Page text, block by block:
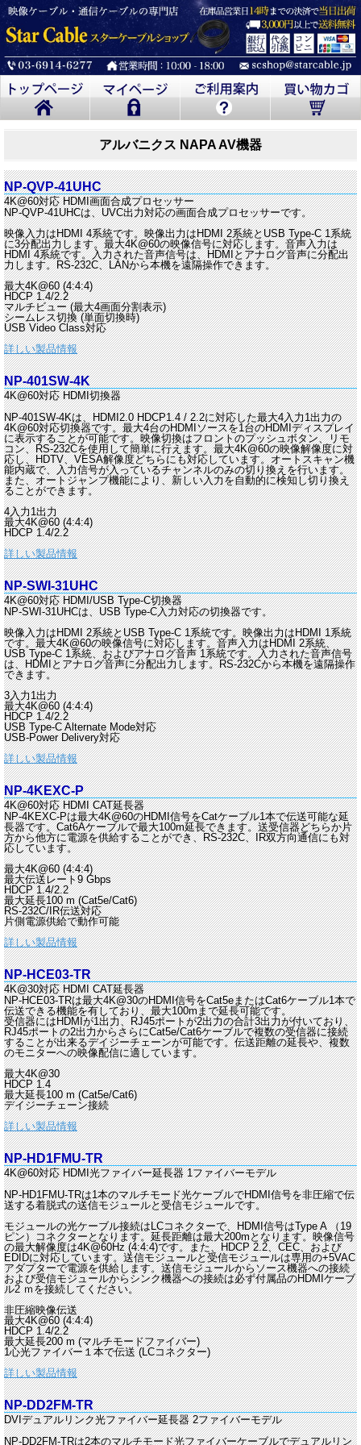
アルバニクス NAPA AV機器
NP-QVP-41UHC
4K@60対応 HDMI画面合成プロセッサー
NP-QVP-41UHCは、UVC出力対応の画面合成プロセッサーです。
映像入力はHDMI 4系統です。映像出力はHDMI 2系統とUSB Type-C 1系統
に3分配出力します。最大4K@60の映像信号に対応します。音声入力は
HDMI 4系統です。入力された音声信号は、HDMIとアナログ音声に分配出
力します。RS-232C、LANから本機を遠隔操作できます。
最大4K@60 (4:4:4)
HDCP 1.4/2.2
マルチビュー (最大4画面分割表示)
シームレス切換 (単面切換時)
USB Video Class対応
詳しい製品情報
NP-401SW-4K
4K@60対応 HDMI切換器
NP-401SW-4Kは、HDMI2.0 HDCP1.4 / 2.2に対応した最大4入力1出力の
4K@60対応切換器です。最大4台のHDMIソースを1台のHDMIディスプレイ
に表示することが可能です。映像切換はフロントのプッシュボタン、リモ
コン、RS-232Cを使用して簡単に行えます。最大4K@60の映像解像度に対
応し、HDTV、VESA解像度どちらにも対応しています。オートスキャン機
能内蔵で、入力信号が入っているチャンネルのみの切り換えを行います。
また、オートジャンプ機能により、新しい入力を自動的に検知し切り換え
ることができます。
4入力1出力
最大4K@60 (4:4:4)
HDCP 1.4/2.2
詳しい製品情報
NP-SWI-31UHC
4K@60対応 HDMI/USB Type-C切換器
NP-SWI-31UHCは、USB Type-C入力対応の切換器です。
映像入力はHDMI 2系統とUSB Type-C 1系統です。映像出力はHDMI 1系統
です。最大4K@60の映像信号に対応します。音声入力はHDMI 2系統、
USB Type-C 1系統、およびアナログ音声 1系統です。入力された音声信号
は、HDMIとアナログ音声に分配出力します。RS-232Cから本機を遠隔操作
できます。
3入力1出力
最大4K@60 (4:4:4)
HDCP 1.4/2.2
USB Type-C Alternate Mode対応
USB-Power Delivery対応
詳しい製品情報
NP-4KEXC-P
4K@60対応 HDMI CAT延長器
NP-4KEXC-Pは最大4K@60のHDMI信号をCatケーブル1本で伝送可能な延
長器です。Cat6Aケーブルで最大100m延長できます。送受信器どちらか片
方から他方に電源を供給することができ、RS-232C、IR双方向通信にも対
応しています。
最大4K@60 (4:4:4)
最大伝送レート9 Gbps
HDCP 1.4/2.2
最大延長100 m (Cat5e/Cat6)
RS-232C/IR伝送対応
片側電源供給で動作可能
詳しい製品情報
NP-HCE03-TR
4K@30対応 HDMI CAT延長器
NP-HCE03-TRは最大4K@30のHDMI信号をCat5eまたはCat6ケーブル1本で
伝送できる機能を有しており、最大100mまで延長可能です。
受信器にはHDMIが1出力、RJ45ポートが2出力の合計3出力が付いており、
RJ45ポートの2出力からさらにCat5e/Cat6ケーブルで複数の受信器に接続
することが出来るデイジーチェーンが可能です。伝送距離の延長や、複数
のモニターへの映像配信に適しています。
最大4K@30
HDCP 1.4
最大延長100 m (Cat5e/Cat6)
デイジーチェーン接続
詳しい製品情報
NP-HD1FMU-TR
4K@60対応 HDMI光ファイバー延長器 1ファイバーモデル
NP-HD1FMU-TRは1本のマルチモード光ケーブルでHDMI信号を非圧縮で伝
送する着脱式の送信モジュールと受信モジュールです。
モジュールの光ケーブル接続はLCコネクターで、HDMI信号はType A （19
ピン）コネクターとなります。延長距離は最大200mとなります。映像信号
の最大解像度は4K@60Hz (4:4:4)です。また、HDCP 2.2、CEC、および
EDIDに対応しています。送信モジュールと受信モジュールは専用の+5VAC
アダプターで電源を供給します。送信モジュールからソース機器への接続
および受信モジュールからシンク機器への接続は必ず付属品のHDMIケーブ
ル2 ｍを接続してください。
非圧縮映像伝送
最大4K@60 (4:4:4)
HDCP 1.4/2.2
最大延長200 m (マルチモードファイバー)
1心光ファイバー１本で伝送 (LCコネクター)
詳しい製品情報
NP-DD2FM-TR
DVIデュアルリンク光ファイバー延長器 2ファイバーモデル
NP-DD2FM-TRは2本のマルチモード光ファイバーケーブルでデュアルリン